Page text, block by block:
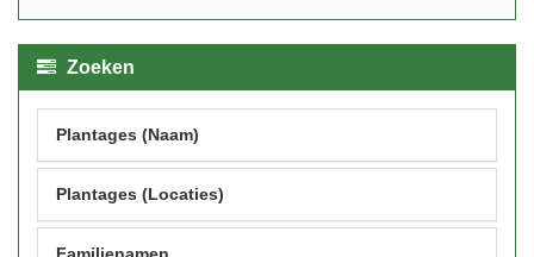
Zoeken
Plantages (Naam)
Plantages (Locaties)